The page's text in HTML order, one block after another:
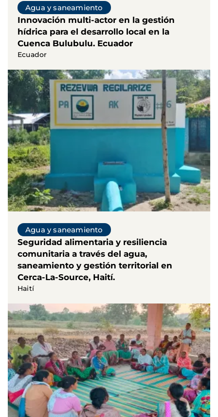
Agua y saneamiento
Innovación multi-actor en la gestión
hídrica para el desarrollo local en la
Cuenca Bulubulu. Ecuador
Ecuador
Agua y saneamiento
Seguridad alimentaria y resiliencia
comunitaria a través del agua,
saneamiento y gestión territorial en
Cerca-La-Source, Haití.
Haití